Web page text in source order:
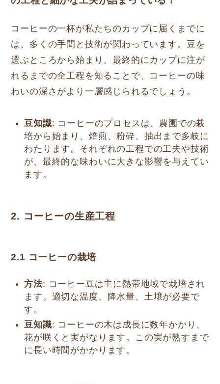
コーヒーの一杯が私たちのカップに届くまでに
は、多くの手間と技術が関わっています。豆を
選ぶところから始まり、最終的にカップに注が
れるまでの全工程を知ることで、コーヒーの味
わいの深さがより一層感じられるでしょう。
豆知識: コーヒーのプロセスは、農園での栽
培から始まり、焙煎、粉砕、抽出まで多岐に
わたります。それぞれの工程での工夫や技術
が、最終的な味わいに大きな影響を与えてい
ます。
2. コーヒーの生産工程
2.1 コーヒーの栽培
方法: コーヒー豆は主に熱帯地域で栽培され
ます。適切な温度、降水量、土壌が必要で
す。
豆知識: コーヒーの木は成長に数年かかり、
花が咲くと実がなります。この実が熟すまで
に長い時間がかかります。